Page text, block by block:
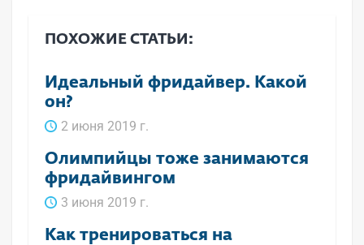
ПОХОЖИЕ СТАТЬИ:
Идеальный фридайвер. Какой
он?
2 июня 2019 г.
Олимпийцы тоже занимаются
фридайвингом
3 июня 2019 г.
Как тренироваться на